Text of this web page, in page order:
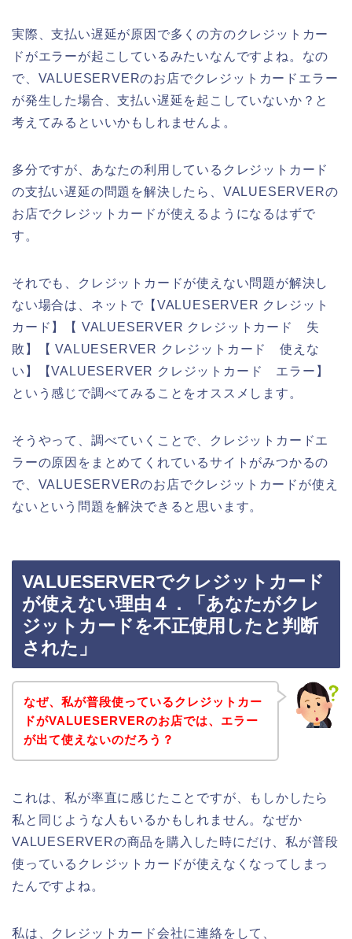
実際、支払い遅延が原因で多くの方のクレジットカー
ドがエラーが起こしているみたいなんですよね。なの
で、VALUESERVERのお店でクレジットカードエラー
が発生した場合、支払い遅延を起こしていないか？と
考えてみるといいかもしれませんよ。
多分ですが、あなたの利用しているクレジットカード
の支払い遅延の問題を解決したら、VALUESERVERの
お店でクレジットカードが使えるようになるはずで
す。
それでも、クレジットカードが使えない問題が解決し
ない場合は、ネットで【VALUESERVER クレジット
カード】【 VALUESERVER クレジットカード 失
敗】【 VALUESERVER クレジットカード 使えな
い】【VALUESERVER クレジットカード エラー】
という感じで調べてみることをオススメします。
そうやって、調べていくことで、クレジットカードエ
ラーの原因をまとめてくれているサイトがみつかるの
で、VALUESERVERのお店でクレジットカードが使え
ないという問題を解決できると思います。
VALUESERVERでクレジットカード
が使えない理由４．「あなたがクレ
ジットカードを不正使用したと判断
された」
なぜ、私が普段使っているクレジットカー
ドがVALUESERVERのお店では、エラー
が出て使えないのだろう？
これは、私が率直に感じたことですが、もしかしたら
私と同じような人もいるかもしれません。なぜか
VALUESERVERの商品を購入した時にだけ、私が普段
使っているクレジットカードが使えなくなってしまっ
たんですよね。
私は、クレジットカード会社に連絡をして、